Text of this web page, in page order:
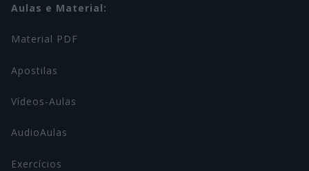
Aulas e Material:
Material PDF
Apostilas
Vídeos-Aulas
AudioAulas
Exercícios